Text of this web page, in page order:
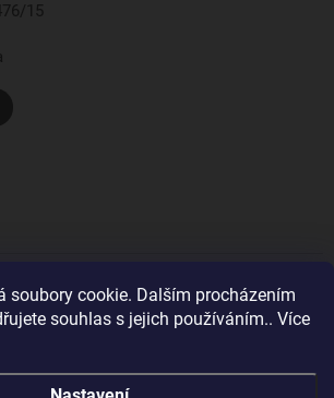
soubory cookie. Dalším procházením
souhlas s jejich používáním.. Více
15
TYTO PLATEBNÍ METODY